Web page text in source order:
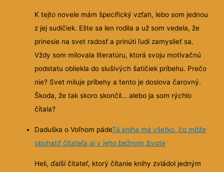
K tejto novele mám špecifický vzťah, lebo som jednou
z jej sudičiek. Ešte sa len rodila a už som vedela, že
prinesie na svet radosť a prinúti ľudí zamyslieť sa.
Vždy som milovala literatúru, ktorá svoju motivačnú
podstatu obliekla do slušivých šatičiek príbehu. Prečo
nie? Svet miluje príbehy a tento je doslova čarovný.
Škoda, že tak skoro skončil… alebo ja som rýchlo
čítala?
Daduška o Voľnom pádeTá kniha má všetko, čo môže
obohatiť čitateľa aj v jeho bežnom živote
Heli, ďalší čitateľ, ktorý čítanie knihy zvládol jedným